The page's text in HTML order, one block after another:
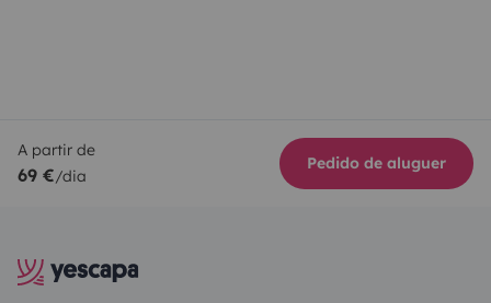
A partir de
69 €/dia
Pedido de aluguer